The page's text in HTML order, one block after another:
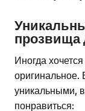
прозвища
Иногда
уникальными,
понравиться: